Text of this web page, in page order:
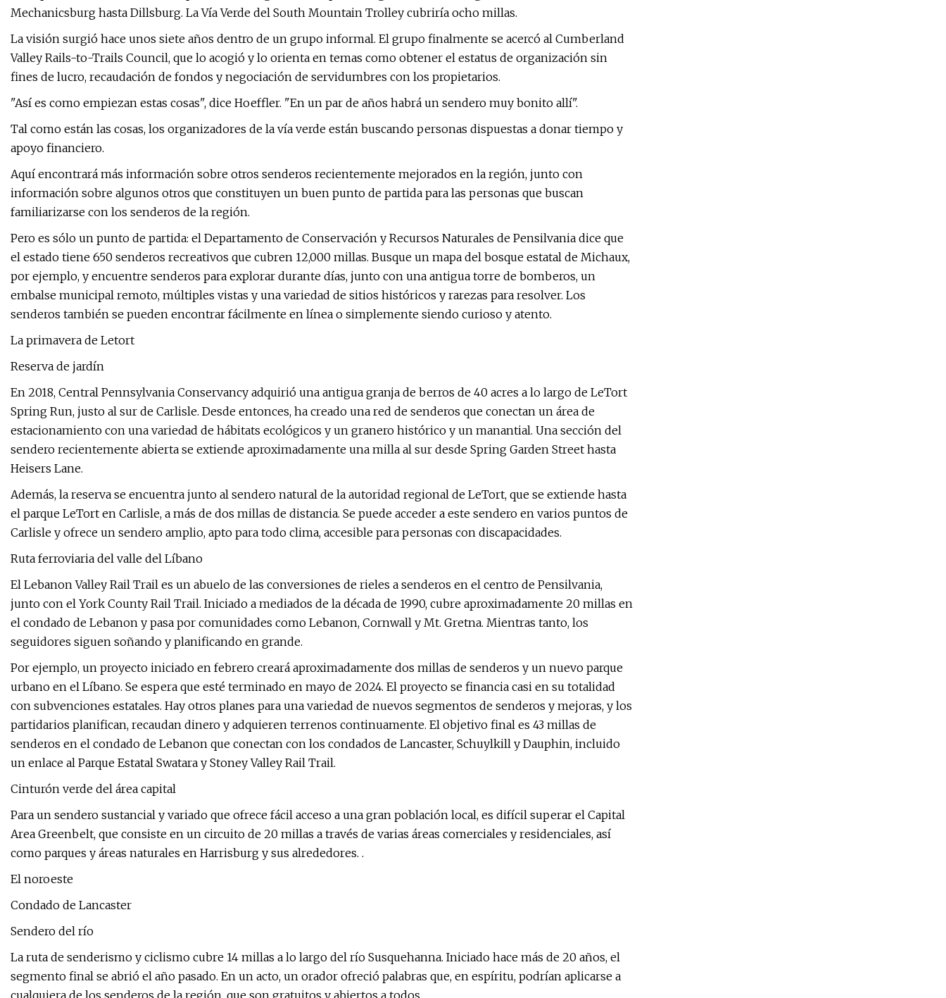
Mechanicsburg hasta Dillsburg. La Vía Verde del South Mountain Trolley cubriría ocho millas.
La visión surgió hace unos siete años dentro de un grupo informal. El grupo finalmente se acercó al Cumberland
Valley Rails-to-Trails Council, que lo acogió y lo orienta en temas como obtener el estatus de organización sin
fines de lucro, recaudación de fondos y negociación de servidumbres con los propietarios.
"Así es como empiezan estas cosas", dice Hoeffler. "En un par de años habrá un sendero muy bonito allí".
Tal como están las cosas, los organizadores de la vía verde están buscando personas dispuestas a donar tiempo y
apoyo financiero.
Aquí encontrará más información sobre otros senderos recientemente mejorados en la región, junto con
información sobre algunos otros que constituyen un buen punto de partida para las personas que buscan
familiarizarse con los senderos de la región.
Pero es sólo un punto de partida: el Departamento de Conservación y Recursos Naturales de Pensilvania dice que
el estado tiene 650 senderos recreativos que cubren 12,000 millas. Busque un mapa del bosque estatal de Michaux,
por ejemplo, y encuentre senderos para explorar durante días, junto con una antigua torre de bomberos, un
embalse municipal remoto, múltiples vistas y una variedad de sitios históricos y rarezas para resolver. Los
senderos también se pueden encontrar fácilmente en línea o simplemente siendo curioso y atento.
La primavera de Letort
Reserva de jardín
En 2018, Central Pennsylvania Conservancy adquirió una antigua granja de berros de 40 acres a lo largo de LeTort
Spring Run, justo al sur de Carlisle. Desde entonces, ha creado una red de senderos que conectan un área de
estacionamiento con una variedad de hábitats ecológicos y un granero histórico y un manantial. Una sección del
sendero recientemente abierta se extiende aproximadamente una milla al sur desde Spring Garden Street hasta
Heisers Lane.
Además, la reserva se encuentra junto al sendero natural de la autoridad regional de LeTort, que se extiende hasta
el parque LeTort en Carlisle, a más de dos millas de distancia. Se puede acceder a este sendero en varios puntos de
Carlisle y ofrece un sendero amplio, apto para todo clima, accesible para personas con discapacidades.
Ruta ferroviaria del valle del Líbano
El Lebanon Valley Rail Trail es un abuelo de las conversiones de rieles a senderos en el centro de Pensilvania,
junto con el York County Rail Trail. Iniciado a mediados de la década de 1990, cubre aproximadamente 20 millas en
el condado de Lebanon y pasa por comunidades como Lebanon, Cornwall y Mt. Gretna. Mientras tanto, los
seguidores siguen soñando y planificando en grande.
Por ejemplo, un proyecto iniciado en febrero creará aproximadamente dos millas de senderos y un nuevo parque
urbano en el Líbano. Se espera que esté terminado en mayo de 2024. El proyecto se financia casi en su totalidad
con subvenciones estatales. Hay otros planes para una variedad de nuevos segmentos de senderos y mejoras, y los
partidarios planifican, recaudan dinero y adquieren terrenos continuamente. El objetivo final es 43 millas de
senderos en el condado de Lebanon que conectan con los condados de Lancaster, Schuylkill y Dauphin, incluido
un enlace al Parque Estatal Swatara y Stoney Valley Rail Trail.
Cinturón verde del área capital
Para un sendero sustancial y variado que ofrece fácil acceso a una gran población local, es difícil superar el Capital
Area Greenbelt, que consiste en un circuito de 20 millas a través de varias áreas comerciales y residenciales, así
como parques y áreas naturales en Harrisburg y sus alrededores. .
El noroeste
Condado de Lancaster
Sendero del río
La ruta de senderismo y ciclismo cubre 14 millas a lo largo del río Susquehanna. Iniciado hace más de 20 años, el
segmento final se abrió el año pasado. En un acto, un orador ofreció palabras que, en espíritu, podrían aplicarse a